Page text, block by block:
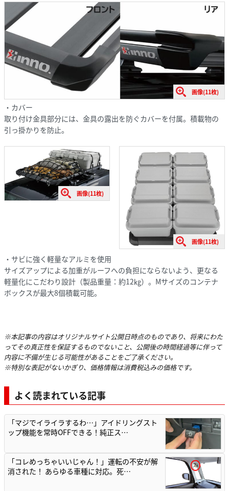
画像(11枚)
・カバー
取り付け金具部分には、金具の露出を防ぐカバーを付属。積載物の
引っ掛かりを防止。
画像(11枚)
画像(11枚)
・サビに強く軽量なアルミを使用
サイズアップによる加重がルーフへの負担にならないよう、更なる
軽量化にこだわり設計（製品重量：約12㎏）。Mサイズのコンテナ
ボックスが最大8個積載可能。
※本記事の内容はオリジナルサイト公開日時点のものであり、将来にわた
ってその真正性を保証するものでないこと、公開後の時間経過等に伴って
内容に不備が生じる可能性があることをご了承ください。
※特別な表記がないかぎり、価格情報は消費税込みの価格です。
よく読まれている記事
「マジでイライラするわ…」アイドリングスト
ップ機能を常時OFFできる！純正ス…
「コレめっちゃいいじゃん！」運転の不安が解
消された！ あらゆる車種に対応。死…